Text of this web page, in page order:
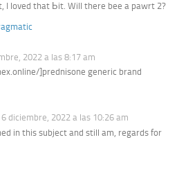
I loved that Ьit. Will there bee a pawrt 2?
2022 a las 8:17 am
]prednisone generic brand
6 diciembre, 2022 a las 10:26 am
in this subject and still am, regards for